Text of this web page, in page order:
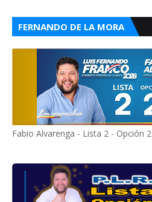
FERNANDO DE LA MORA
Fabio Alvarenga - Lista 2 - Opción 2